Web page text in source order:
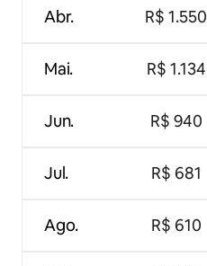
Abr.
Mai.
Jun.
Jul.
Ago.
R$ 1.550
R$ 1.134
R$ 940
R$ 681
R$ 610